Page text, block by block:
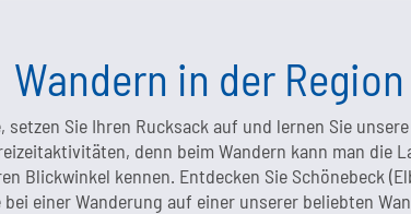
Wandern in der Region
setzen Sie Ihren Rucksack auf und lernen Sie
denn beim Wandern kann man die
Blickwinkel kennen. Entdecken Sie Schönebeck
bei einer Wanderung auf einer unserer beliebten